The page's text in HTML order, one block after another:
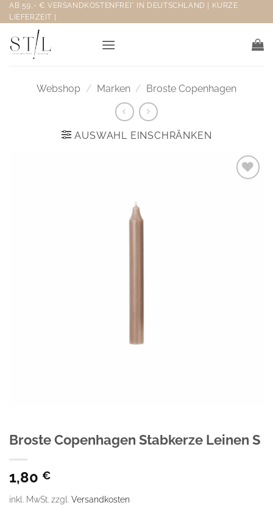
Zum
Inhalt
springen
AB 59,- € VERSANDKOSTENFREI* IN DEUTSCHLAND | KURZE
LIEFERZEIT |
Webshop / Marken / Broste Copenhagen
AUSWAHL EINSCHRÄNKEN
Broste Copenhagen Stabkerze Leinen S
1,80 €
inkl. MwSt. zzgl. Versandkosten